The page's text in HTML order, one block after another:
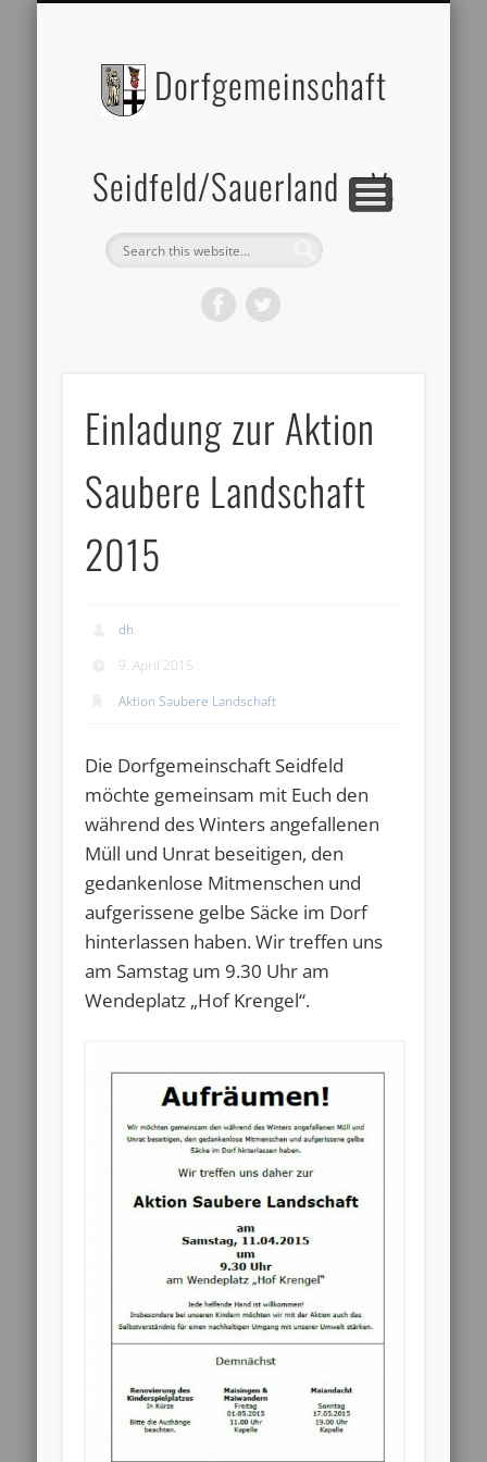
Dorfgemeinschaft
Seidfeld/Sauerland e.V.
Einladung zur Aktion
Saubere Landschaft
2015
dh
9. April 2015
Aktion Saubere Landschaft
Die Dorfgemeinschaft Seidfeld
möchte gemeinsam mit Euch den
während des Winters angefallenen
Müll und Unrat beseitigen, den
gedankenlose Mitmenschen und
aufgerissene gelbe Säcke im Dorf
hinterlassen haben. Wir treffen uns
am Samstag um 9.30 Uhr am
Wendeplatz „Hof Krengel“.